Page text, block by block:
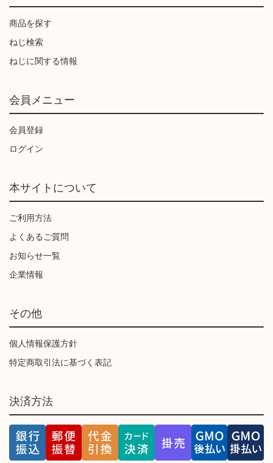
商品を探す
ねじ検索
ねじに関する情報
会員メニュー
会員登録
ログイン
本サイトについて
ご利用方法
よくあるご質問
お知らせ一覧
企業情報
その他
個人情報保護方針
特定商取引法に基づく表記
決済方法